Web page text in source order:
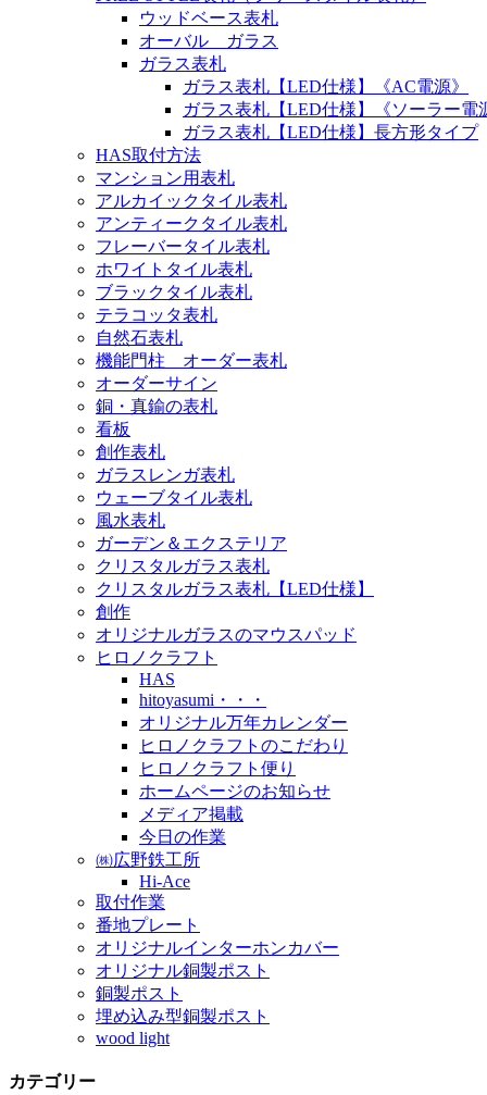
ウッドベース表札
オーバル ガラス
ガラス表札
ガラス表札【LED仕様】《AC電源》
ガラス表札【LED仕様】《ソーラー電
ガラス表札【LED仕様】長方形タイプ
HAS取付方法
マンション用表札
アルカイックタイル表札
アンティークタイル表札
フレーバータイル表札
ホワイトタイル表札
ブラックタイル表札
テラコッタ表札
自然石表札
機能門柱 オーダー表札
オーダーサイン
銅・真鍮の表札
看板
創作表札
ガラスレンガ表札
ウェーブタイル表札
風水表札
ガーデン＆エクステリア
クリスタルガラス表札
クリスタルガラス表札【LED仕様】
創作
オリジナルガラスのマウスパッド
ヒロノクラフト
HAS
hitoyasumi・・・
オリジナル万年カレンダー
ヒロノクラフトのこだわり
ヒロノクラフト便り
ホームページのお知らせ
メディア掲載
今日の作業
㈱広野鉄工所
Hi-Ace
取付作業
番地プレート
オリジナルインターホンカバー
オリジナル銅製ポスト
銅製ポスト
埋め込み型銅製ポスト
wood light
カテゴリー